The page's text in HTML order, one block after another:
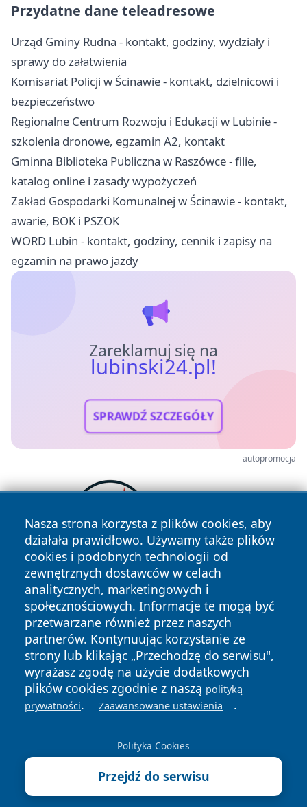
Przydatne dane teleadresowe
Urząd Gminy Rudna - kontakt, godziny, wydziały i
sprawy do załatwienia
Komisariat Policji w Ścinawie - kontakt, dzielnicowi i
bezpieczeństwo
Regionalne Centrum Rozwoju i Edukacji w Lubinie -
szkolenia dronowe, egzamin A2, kontakt
Gminna Biblioteka Publiczna w Raszówce - filie,
katalog online i zasady wypożyczeń
Zakład Gospodarki Komunalnej w Ścinawie - kontakt,
awarie, BOK i PSZOK
WORD Lubin - kontakt, godziny, cennik i zapisy na
egzamin na prawo jazdy
Zareklamuj się na
lubinski24.pl!
SPRAWDŹ SZCZEGÓŁY
autopromocja
Nasza strona korzysta z plików cookies, aby
działała prawidłowo. Używamy także plików
cookies i podobnych technologii od
zewnętrznych dostawców w celach
analitycznych, marketingowych i
społecznościowych. Informacje te mogą być
przetwarzane również przez naszych
partnerów. Kontynuując korzystanie ze
strony lub klikając „Przechodzę do serwisu",
wyrażasz zgodę na użycie dodatkowych
plików cookies zgodnie z naszą polityką
prywatności. Zaawansowane ustawienia .
Polityka Cookies
Przejdź do serwisu
Copyright © 2026 lubinski24.pl Wszystkie prawa zastrzeżone.